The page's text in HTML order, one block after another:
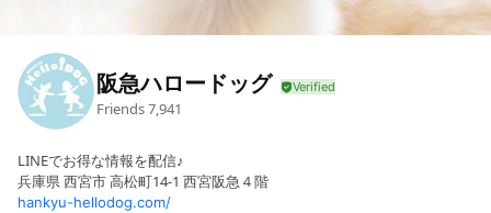
阪急ハロードッグ
Friends7,941
LINEでお得な情報を配信♪
兵庫県 西宮市 高松町14-1 西宮阪急４階
hankyu-hellodog.com/